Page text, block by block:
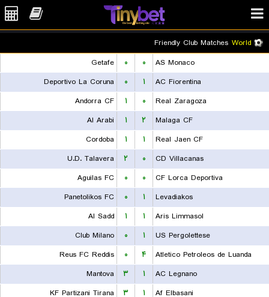
World
Friendly Club Matches
AS Monaco
۰ ۰
Getafe
AC Fiorentina
۱ ۰
Deportivo La Coruna
Real Zaragoza
۰ ۱
Andorra CF
Malaga CF
۲ ۱
Al Arabi
Real Jaen CF
۱ ۱
Cordoba
CD Villacanas
۰ ۲
U.D. Talavera
CF Lorca Deportiva
۰ ۰
Aguilas FC
Levadiakos
۱ ۰
Panetolikos FC
Aris Limmasol
۱ ۱
Al Sadd
US Pergolettese
۱ ۰
Club Milano
Atletico Petroleos de Luanda
۴ ۰
Reus FC Reddis
AC Legnano
۱ ۳
Mantova
Af Elbasani
۱ ۳
KF Partizani Tirana